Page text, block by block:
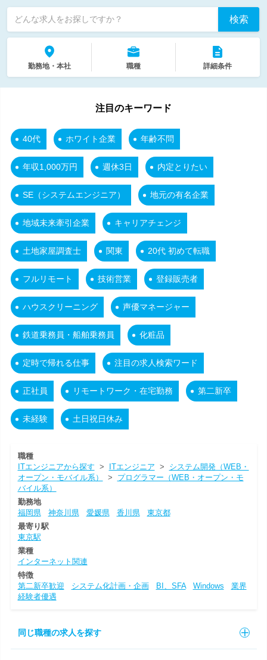
どんな求人をお探しですか？ 検索
勤務地・本社 職種 詳細条件
注目のキーワード
40代 ホワイト企業 年齢不問
年収1,000万円 週休3日 内定とりたい
SE（システムエンジニア） 地元の有名企業
地域未来牽引企業 キャリアチェンジ
土地家屋調査士 関東 20代 初めて転職
フルリモート 技術営業 登録販売者
ハウスクリーニング 声優マネージャー
鉄道乗務員・船舶乗務員 化粧品
定時で帰れる仕事 注目の求人検索ワード
正社員 リモートワーク・在宅勤務 第二新卒
未経験 土日祝日休み
職種
ITエンジニアから探す > ITエンジニア > システム開発（WEB・
オープン・モバイル系）
> プログラマー（WEB・オープン・モ
バイル系）
勤務地
福岡県
神奈川県 愛媛県 香川県
東京都
最寄り駅
東京駅
業種
インターネット関連
特徴
第二新卒歓迎
システム化計画・企画 BI、SFA Windows
業界
経験者優遇
同じ職種の求人を探す